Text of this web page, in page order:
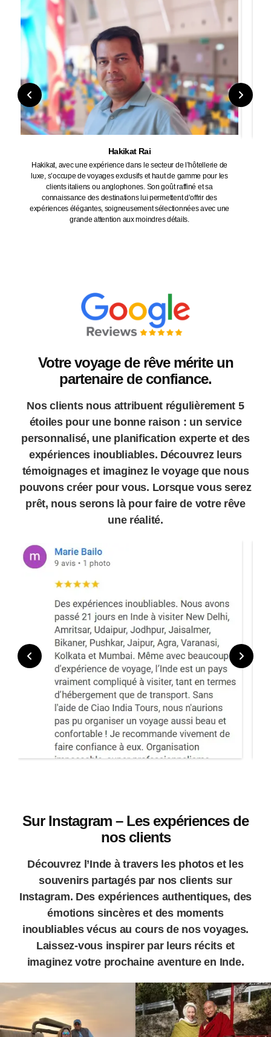
Amit Kumar
Amit est cofondateur de Ciao India Tours et une référence pour les
voyageurs italiens souhaitant explorer l’Inde de manière sûre et
captivante. Grâce à ses 18 ans d’expérience dans le secteur et à sa
connaissance approfondie de la culture indienne, il conçoit des
voyages sur mesure en soignant chaque détail. Amit parle italien,
espagnol et anglais.
Votre voyage de rêve mérite un
partenaire de confiance.
Nos clients nous attribuent régulièrement 5
étoiles pour une bonne raison : un service
personnalisé, une planification experte et des
expériences inoubliables. Découvrez leurs
témoignages et imaginez le voyage que nous
pouvons créer pour vous. Lorsque vous serez
prêt, nous serons là pour faire de votre rêve
une réalité.
Sur Instagram – Les expériences de
nos clients
Découvrez l’Inde à travers les photos et les
souvenirs partagés par nos clients sur
Instagram. Des expériences authentiques, des
émotions sincères et des moments
inoubliables vécus au cours de nos voyages.
Laissez-vous inspirer par leurs récits et
imaginez votre prochaine aventure en Inde.